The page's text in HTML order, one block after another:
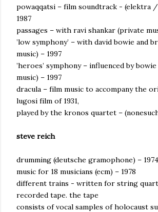
powaqqatsi – film soundtrack - (elektra
1987
passages – with ravi shankar (private
’low symphony’ – with david bowie and
music) – 1997
’heroes’ symphony – influenced by
music) – 1997
dracula – film music to accompany the
lugosi film of 1931,
played by the kronos quartet –
steve reich
drumming (deutsche gramophone) – 1974
music for 18 musicians (ecm) – 1978
different trains - written for string
recorded tape. the tape
consists of vocal samples of holocaust